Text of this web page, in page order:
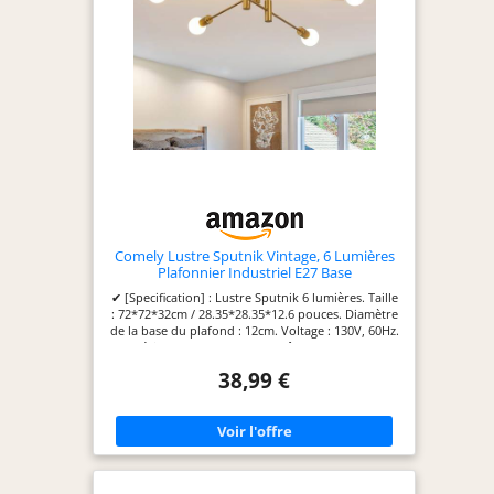
Comely Lustre Sputnik Vintage, 6 Lumières
Plafonnier Industriel E27 Base
✔ [Specification] : Lustre Sputnik 6 lumières. Taille
: 72*72*32cm / 28.35*28.35*12.6 pouces. Diamètre
de la base du plafond : 12cm. Voltage : 130V, 60Hz.
Matériau : fer. Couleur : or. Tête de lampe : E27
mètres carrés. ✔ [Angle réglable] : Le connecteur
charge la rotation horizontale à 360 degrés,
prépositionné avant l'installation, puis fixé
fermement avec des vis, vous pouvez l'ajuster
pour s'adapter à n'importe quel espace en
38,99 €